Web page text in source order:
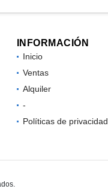
INFORMACIÓN
Inicio
Ventas
Alquiler
-
Políticas de privacidad